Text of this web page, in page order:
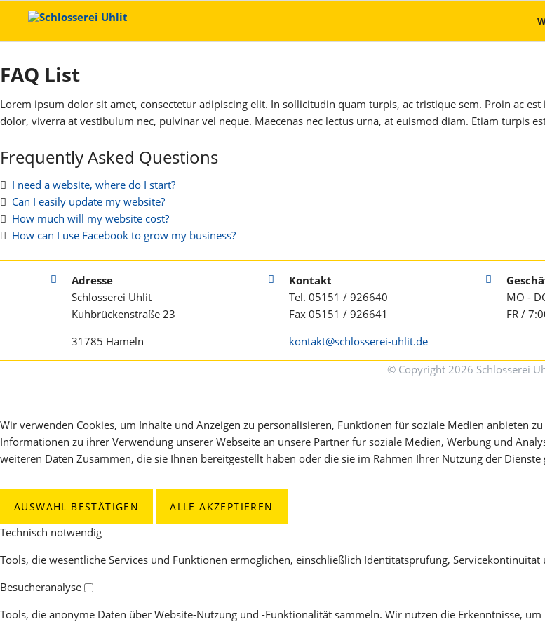
FAQ List
Lorem ipsum dolor sit amet, consectetur adipiscing elit. In sollicitudin quam turpis, ac tristique sem. Proin ac
dolor, viverra at vestibulum nec, pulvinar vel neque. Maecenas nec lectus urna, at euismod diam. Etiam turpis
Frequently Asked Questions
I need a website, where do I start?
Can I easily update my website?
How much will my website cost?
How can I use Facebook to grow my business?
Adresse
Schlosserei Uhlit
Kuhbrückenstraße 23
31785 Hameln
Kontakt
Tel. 05151 / 926640
Fax 05151 / 926641
kontakt@schlosserei-uhlit.de
MO -
FR /
© Copyright 2026 Schlosserei
Wir verwenden Cookies, um Inhalte und Anzeigen zu personalisieren, Funktionen für soziale Medien anbieten
Informationen zu ihrer Verwendung unserer Webseite an unsere Partner für soziale Medien, Werbung und
weiteren Daten Zusammen, die sie Ihnen bereitgestellt haben oder die sie im Rahmen Ihrer Nutzung der Dienste
AUSWAHL BESTÄTIGEN ALLE AKZEPTIEREN
Technisch notwendig
Tools, die wesentliche Services und Funktionen ermöglichen, einschließlich Identitätsprüfung,
Besucheranalyse
Tools, die anonyme Daten über Website-Nutzung und -Funktionalität sammeln. Wir nutzen die Erkenntnisse,